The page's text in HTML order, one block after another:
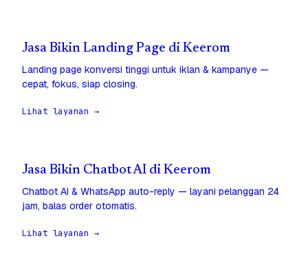
Jasa Bikin Landing Page di Keerom
Landing page konversi tinggi untuk iklan & kampanye —
cepat, fokus, siap closing.
Lihat layanan →
Jasa Bikin Chatbot AI di Keerom
Chatbot AI & WhatsApp auto-reply — layani pelanggan 24
jam, balas order otomatis.
Lihat layanan →